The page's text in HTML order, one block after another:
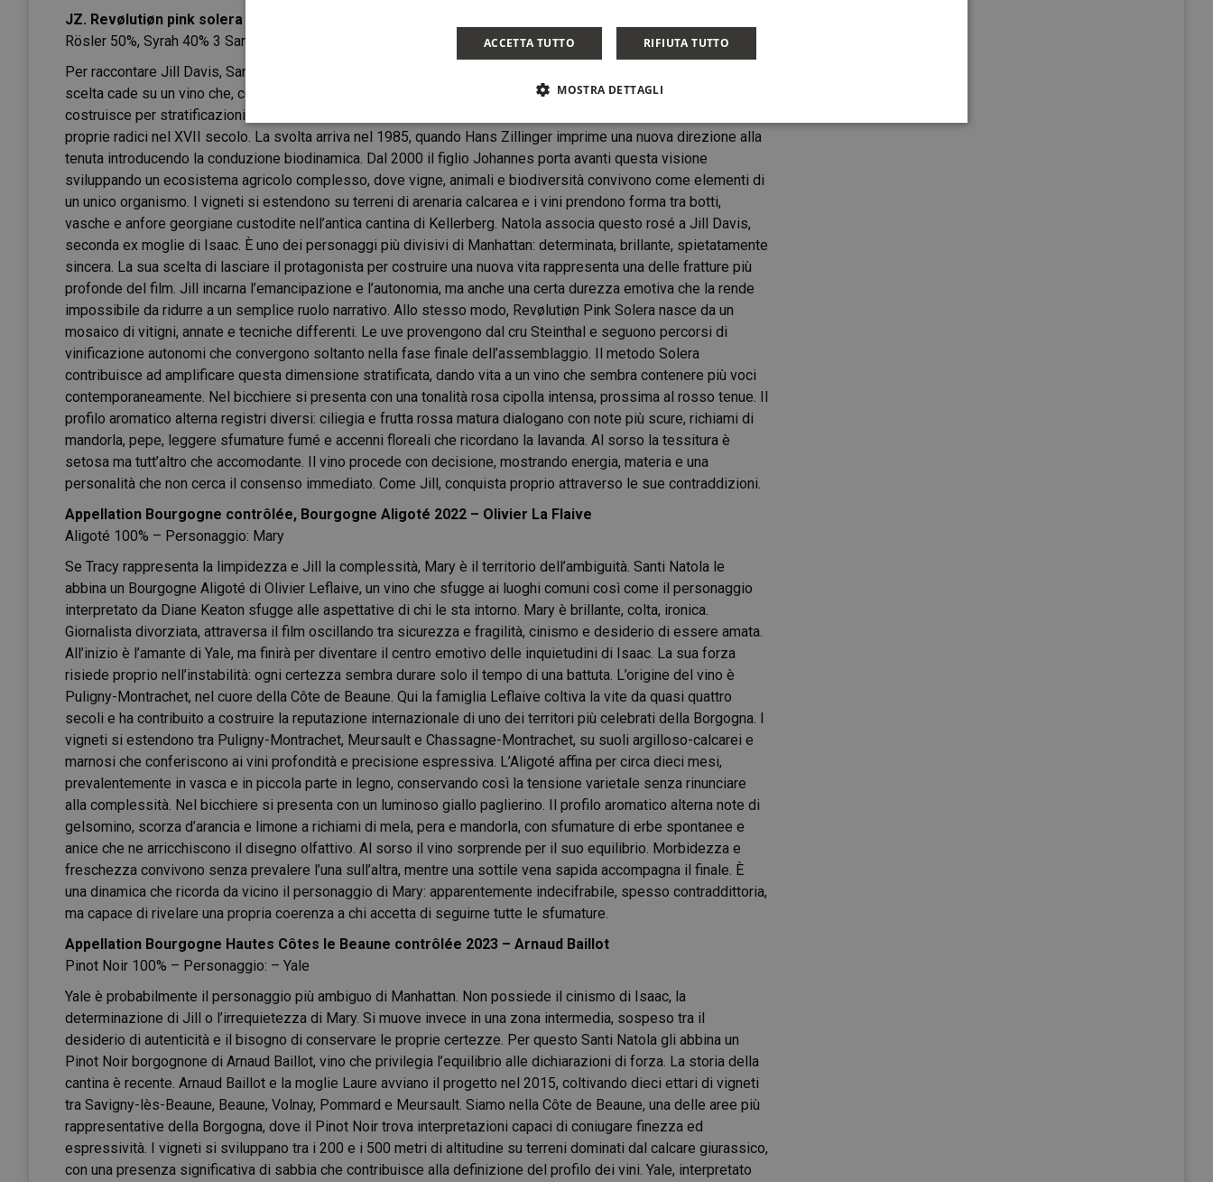
JZ. Revølutiøn pink solera N.V. – Johannes Zillinger
Rösler 50%, Syrah 40% 3 Sankt Laurent 10% – Personaggio: Jill Davis
Per raccontare Jill Davis, Santi Natola abbandona l’Etna e si sposta nella Bassa Austria, nel
scelta cade su un vino che, come il personaggio interpretato da Meryl Streep, rifiuta le definizioni semplici e si
costruisce per stratificazioni successive. L’azienda Johannes Zillinger ha sede a Velm-Götzendorf e affonda le
proprie radici nel XVII secolo. La svolta arriva nel 1985, quando Hans Zillinger imprime una nuova direzione alla
tenuta introducendo la conduzione biodinamica. Dal 2000 il figlio Johannes porta avanti questa visione
sviluppando un ecosistema agricolo complesso, dove vigne, animali e biodiversità convivono come elementi di
un unico organismo. I vigneti si estendono su terreni di arenaria calcarea e i vini prendono forma tra botti,
vasche e anfore georgiane custodite nell’antica cantina di Kellerberg. Natola associa questo rosé a Jill Davis,
seconda ex moglie di Isaac. È uno dei personaggi più divisivi di Manhattan: determinata, brillante, spietatamente
sincera. La sua scelta di lasciare il protagonista per costruire una nuova vita rappresenta una delle fratture più
profonde del film. Jill incarna l’emancipazione e l’autonomia, ma anche una certa durezza emotiva che la rende
impossibile da ridurre a un semplice ruolo narrativo. Allo stesso modo, Revølutiøn Pink Solera nasce da un
mosaico di vitigni, annate e tecniche differenti. Le uve provengono dal cru Steinthal e seguono percorsi di
vinificazione autonomi che convergono soltanto nella fase finale dell’assemblaggio. Il metodo Solera
contribuisce ad amplificare questa dimensione stratificata, dando vita a un vino che sembra contenere più voci
contemporaneamente. Nel bicchiere si presenta con una tonalità rosa cipolla intensa, prossima al rosso tenue. Il
profilo aromatico alterna registri diversi: ciliegia e frutta rossa matura dialogano con note più scure, richiami di
mandorla, pepe, leggere sfumature fumé e accenni floreali che ricordano la lavanda. Al sorso la tessitura è
setosa ma tutt’altro che accomodante. Il vino procede con decisione, mostrando energia, materia e una
personalità che non cerca il consenso immediato. Come Jill, conquista proprio attraverso le sue contraddizioni.
Appellation Bourgogne contrôlée, Bourgogne Aligoté 2022 – Olivier La Flaive
Aligoté 100% – Personaggio: Mary
Se Tracy rappresenta la limpidezza e Jill la complessità, Mary è il territorio dell’ambiguità. Santi Natola le
abbina un Bourgogne Aligoté di Olivier Leflaive, un vino che sfugge ai luoghi comuni così come il personaggio
interpretato da Diane Keaton sfugge alle aspettative di chi le sta intorno. Mary è brillante, colta, ironica.
Giornalista divorziata, attraversa il film oscillando tra sicurezza e fragilità, cinismo e desiderio di essere amata.
All’inizio è l’amante di Yale, ma finirà per diventare il centro emotivo delle inquietudini di Isaac. La sua forza
risiede proprio nell’instabilità: ogni certezza sembra durare solo il tempo di una battuta. L’origine del vino è
Puligny-Montrachet, nel cuore della Côte de Beaune. Qui la famiglia Leflaive coltiva la vite da quasi quattro
secoli e ha contribuito a costruire la reputazione internazionale di uno dei territori più celebrati della Borgogna. I
vigneti si estendono tra Puligny-Montrachet, Meursault e Chassagne-Montrachet, su suoli argilloso-calcarei e
marnosi che conferiscono ai vini profondità e precisione espressiva. L’Aligoté affina per circa dieci mesi,
prevalentemente in vasca e in piccola parte in legno, conservando così la tensione varietale senza rinunciare
alla complessità. Nel bicchiere si presenta con un luminoso giallo paglierino. Il profilo aromatico alterna note di
gelsomino, scorza d’arancia e limone a richiami di mela, pera e mandorla, con sfumature di erbe spontanee e
anice che ne arricchiscono il disegno olfattivo. Al sorso il vino sorprende per il suo equilibrio. Morbidezza e
freschezza convivono senza prevalere l’una sull’altra, mentre una sottile vena sapida accompagna il finale. È
una dinamica che ricorda da vicino il personaggio di Mary: apparentemente indecifrabile, spesso contraddittoria,
ma capace di rivelare una propria coerenza a chi accetta di seguirne tutte le sfumature.
Appellation Bourgogne Hautes Côtes le Beaune contrôlée 2023 – Arnaud Baillot
Pinot Noir 100% – Personaggio: – Yale
Yale è probabilmente il personaggio più ambiguo di Manhattan. Non possiede il cinismo di Isaac, la
determinazione di Jill o l’irrequietezza di Mary. Si muove invece in una zona intermedia, sospeso tra il
desiderio di autenticità e il bisogno di conservare le proprie certezze. Per questo Santi Natola gli abbina un
Pinot Noir borgognone di Arnaud Baillot, vino che privilegia l’equilibrio alle dichiarazioni di forza. La storia della
cantina è recente. Arnaud Baillot e la moglie Laure avviano il progetto nel 2015, coltivando dieci ettari di vigneti
tra Savigny-lès-Beaune, Beaune, Volnay, Pommard e Meursault. Siamo nella Côte de Beaune, una delle aree più
rappresentative della Borgogna, dove il Pinot Noir trova interpretazioni capaci di coniugare finezza ed
espressività. I vigneti si sviluppano tra i 200 e i 500 metri di altitudine su terreni dominati dal calcare giurassico,
con una presenza significativa di sabbia che contribuisce alla definizione del profilo dei vini. Yale, interpretato
ACCETTA TUTTO RIFIUTA TUTTO
MOSTRA DETTAGLI